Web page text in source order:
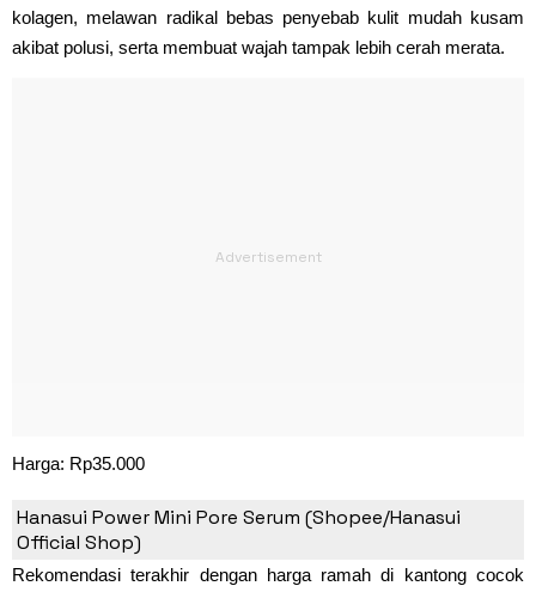
kolagen, melawan radikal bebas penyebab kulit mudah kusam
akibat polusi, serta membuat wajah tampak lebih cerah merata.
Harga: Rp35.000
4. Hanasui Power Mini Pore Serum
Hanasui Power Mini Pore Serum (Shopee/Hanasui
Official Shop)
Rekomendasi terakhir dengan harga ramah di kantong cocok